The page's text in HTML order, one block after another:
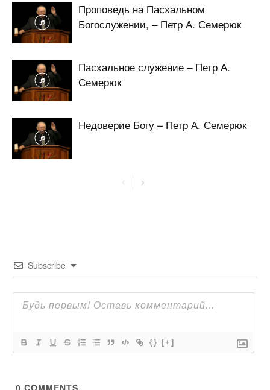
Проповедь на Пасхальном
Богослужении, – Петр А. Семерюк
Пасхальное служение – Петр А.
Семерюк
Недоверие Богу – Петр А. Семерюк
Subscribe
{} [+]
0 COMMENTS